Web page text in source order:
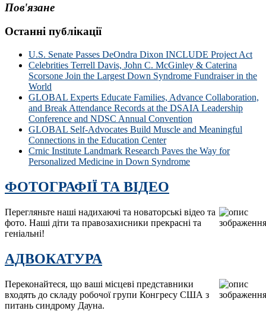
Пов'язане
Останні публікації
U.S. Senate Passes DeOndra Dixon INCLUDE Project Act
Celebrities Terrell Davis, John C. McGinley & Caterina
Scorsone Join the Largest Down Syndrome Fundraiser in the
World
GLOBAL Experts Educate Families, Advance Collaboration,
and Break Attendance Records at the DSAIA Leadership
Conference and NDSC Annual Convention
GLOBAL Self-Advocates Build Muscle and Meaningful
Connections in the Education Center
Crnic Institute Landmark Research Paves the Way for
Personalized Medicine in Down Syndrome
ФОТОГРАФІЇ ТА ВІДЕО
Перегляньте наші надихаючі та новаторські відео та
фото. Наші діти та правозахисники прекрасні та
геніальні!
АДВОКАТУРА
Переконайтеся, що ваші місцеві представники
входять до складу робочої групи Конгресу США з
питань синдрому Дауна.